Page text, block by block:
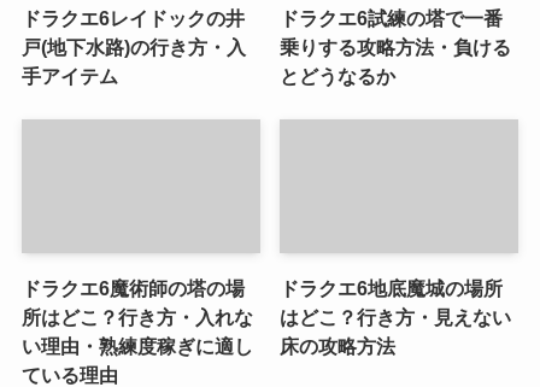
ドラクエ6レイドックの井
戸(地下水路)の行き方・入
手アイテム
ドラクエ6試練の塔で一番
乗りする攻略方法・負ける
とどうなるか
ドラクエ6魔術師の塔の場
所はどこ？行き方・入れな
い理由・熟練度稼ぎに適し
ている理由
ドラクエ6地底魔城の場所
はどこ？行き方・見えない
床の攻略方法